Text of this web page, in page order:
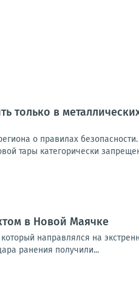
только в
о правилах
тары категорически
в Новой Маячке
направлялся на
ранения получили...